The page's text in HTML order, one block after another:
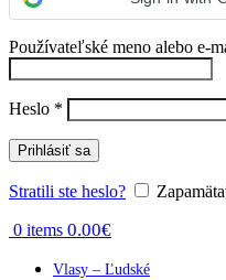
Používateľské meno alebo e-
Heslo * Povinné
Prihlásiť sa
Stratili ste heslo?
0 items 0.00€
Vlasy – Ľudské